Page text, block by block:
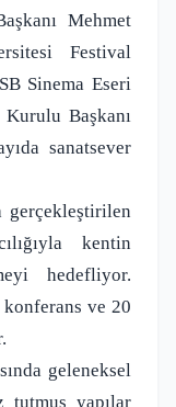
Mehmet
Festival
Sinema Eseri
Başkanı
sanatsever
gerçekleştirilen
kentin
hedefliyor.
ve 20
geleneksel
yapılar